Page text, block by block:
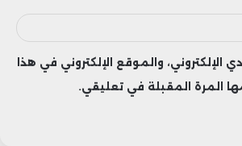
الإلكتروني، والموقع الإلكتروني في هذا
المرة المقبلة في تعليقي.